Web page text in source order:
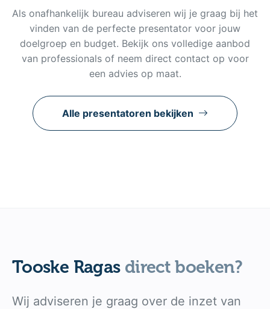
Als onafhankelijk bureau adviseren wij je graag bij het
vinden van de perfecte presentator voor jouw
doelgroep en budget. Bekijk ons volledige aanbod
van professionals of neem direct contact op voor
een advies op maat.
Alle presentatoren bekijken
Tooske Ragas direct boeken?
Wij adviseren je graag over de inzet van